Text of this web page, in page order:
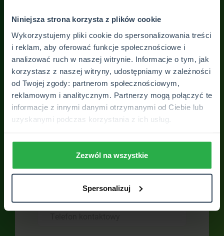
Niniejsza strona korzysta z plików cookie
Wykorzystujemy pliki cookie do spersonalizowania treści
i reklam, aby oferować funkcje społecznościowe i
analizować ruch w naszej witrynie. Informacje o tym, jak
korzystasz z naszej witryny, udostępniamy w zależności
od Twojej zgody: partnerom społecznościowym,
reklamowym i analitycznym. Partnerzy mogą połączyć te
informacje z innymi danymi otrzymanymi od Ciebie lub
uzyskanymi podczas korzystania z ich usług.
Zezwól na wszystkie
Spersonalizuj
Skontaktuj się z
placówką
Skontaktuj się z nami. Odpowiemy na
Twoje wszystkie pytania. Otrzymasz